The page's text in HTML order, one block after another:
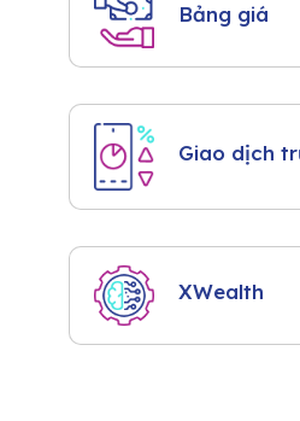
Bảng giá
Giao dịch
XWealth